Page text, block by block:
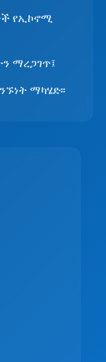
የኢኮኖሚ
ማረጋገጥ፤
ማካሄድ፡፡